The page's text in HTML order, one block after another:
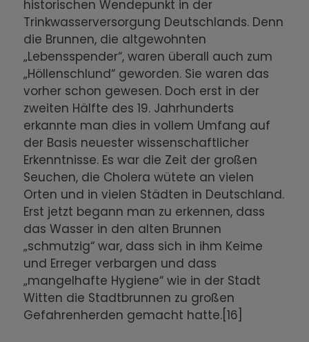
historischen Wendepunkt in der
Trinkwasserversorgung Deutschlands. Denn
die Brunnen, die altgewohnten
„Lebensspender“, waren überall auch zum
„Höllenschlund“ geworden. Sie waren das
vorher schon gewesen. Doch erst in der
zweiten Hälfte des 19. Jahrhunderts
erkannte man dies in vollem Umfang auf
der Basis neuester wissenschaftlicher
Erkenntnisse. Es war die Zeit der großen
Seuchen, die Cholera wütete an vielen
Orten und in vielen Städten in Deutschland.
Erst jetzt begann man zu erkennen, dass
das Wasser in den alten Brunnen
„schmutzig“ war, dass sich in ihm Keime
und Erreger verbargen und dass
„mangelhafte Hygiene“ wie in der Stadt
Witten die Stadtbrunnen zu großen
Gefahrenherden gemacht hatte.[16]